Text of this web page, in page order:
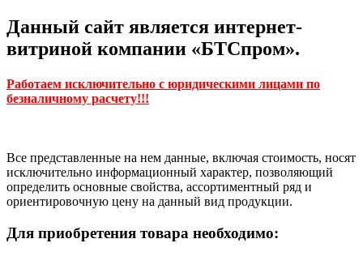
Данный сайт является интернет-
витриной компании «БТСпром».
Работаем исключительно с юридическими лицами по
безналичному расчету!!!
Все представленные на нем данные, включая стоимость, носят
исключительно информационный характер, позволяющий
определить основные свойства, ассортиментный ряд и
ориентировочную цену на данный вид продукции.
Для приобретения товара необходимо: